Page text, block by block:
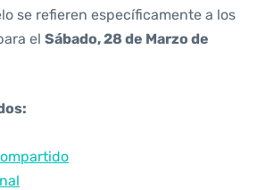
se refieren específicamente a los
el Sábado, 28 de Marzo de